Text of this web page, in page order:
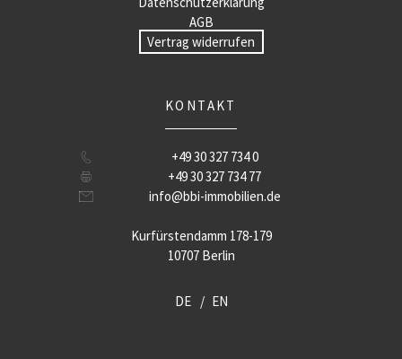
AGB
Vertrag widerrufen
KONTAKT
+49 30 327 734 0
+49 30 327 734 77
info@bbi-immobilien.de
Kurfürstendamm 178-179
10707 Berlin
DE EN